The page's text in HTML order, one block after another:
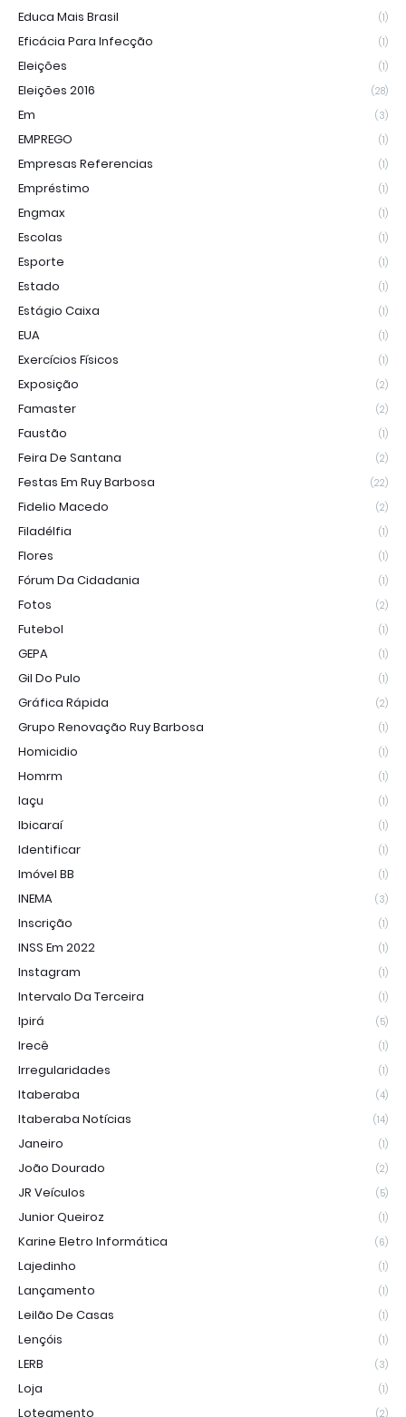
Educa Mais Brasil
(1)
Eficácia Para Infecção (1)
Eleições (1)
Eleições 2016 (28)
Em (3)
EMPREGO (1)
Empresas Referencias (1)
Empréstimo (1)
Engmax (1)
Escolas (1)
Esporte (1)
Estado (1)
Estágio Caixa (1)
EUA (1)
Exercícios Físicos (1)
Exposição (2)
Famaster (2)
Faustão (1)
Feira De Santana (2)
Festas Em Ruy Barbosa (22)
Fidelio Macedo (2)
Filadélfia (1)
Flores (1)
Fórum Da Cidadania (1)
Fotos (2)
Futebol (1)
GEPA (1)
Gil Do Pulo (1)
Gráfica Rápida (2)
Grupo Renovação Ruy Barbosa (1)
Homicidio (1)
Homrm (1)
Iaçu (1)
Ibicaraí (1)
Identificar (1)
Imóvel BB (1)
INEMA (3)
Inscrição (1)
INSS Em 2022 (1)
Instagram (1)
Intervalo Da Terceira (1)
Ipirá (5)
Irecê (1)
Irregularidades (1)
Itaberaba (4)
Itaberaba Notícias (14)
Janeiro (1)
João Dourado (2)
JR Veículos (5)
Junior Queiroz (1)
Karine Eletro Informática (6)
Lajedinho (1)
Lançamento (1)
Leilão De Casas (1)
Lençóis (1)
LERB (3)
Loja (1)
Loteamento (2)